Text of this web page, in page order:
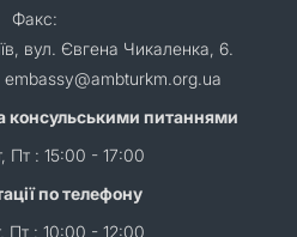
Факс:
вул. Євгена Чикаленка, 6.
консульськими питаннями
Пт : 15:00 - 17:00
по телефону
Пт : 10:00 - 12:00